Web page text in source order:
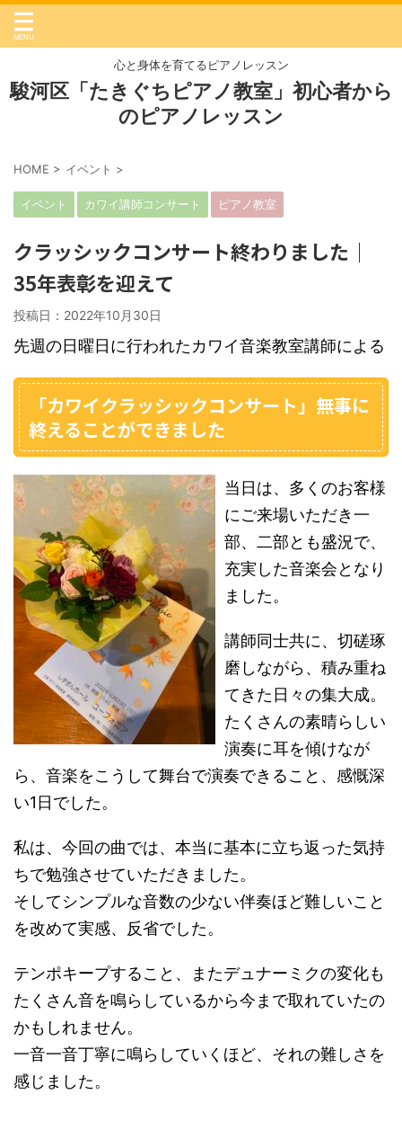
心と身体を育てるピアノレッスン
駿河区「たきぐちピアノ教室」初心者から
のピアノレッスン
HOME > イベント >
イベント カワイ講師コンサート ピアノ教室
クラッシックコンサート終わりました｜
35年表彰を迎えて
投稿日： 2022年10月30日
先週の日曜日に行われたカワイ音楽教室講師による
「カワイクラッシックコンサート」無事に
終えることができました
当日は、多くのお客様
にご来場いただき一
部、二部とも盛況で、
充実した音楽会となり
ました。
講師同士共に、切磋琢
磨しながら、積み重ね
てきた日々の集大成。
たくさんの素晴らしい
演奏に耳を傾けなが
ら、音楽をこうして舞台で演奏できること、感慨深
い1日でした。
私は、今回の曲では、本当に基本に立ち返った気持
ちで勉強させていただきました。
そしてシンプルな音数の少ない伴奏ほど難しいこと
を改めて実感、反省でした。
テンポキープすること、またデュナーミクの変化も
たくさん音を鳴らしているから今まで取れていたの
かもしれません。
一音一音丁寧に鳴らしていくほど、それの難しさを
感じました。